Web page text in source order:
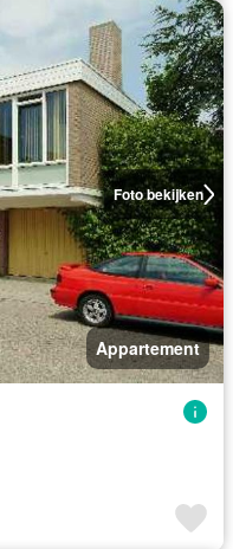
Foto bekijken
Appartement